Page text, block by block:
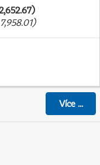
Více...